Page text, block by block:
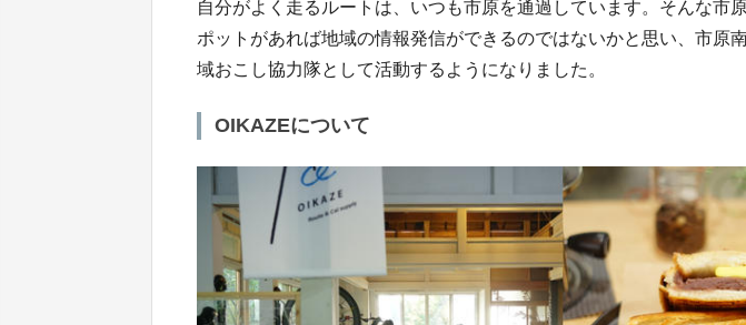
自分がよく走るルートは、いつも市原を通過しています。そんな市
ポットがあれば地域の情報発信ができるのではないかと思い、市原
域おこし協力隊として活動するようになりました。
OIKAZEについて